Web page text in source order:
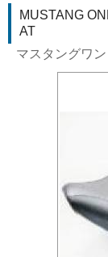
MUSTANG
AT
マスタングワ